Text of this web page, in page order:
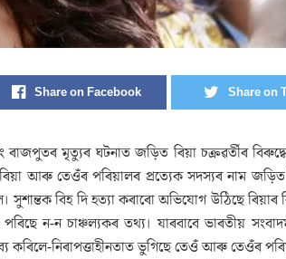
Share on Facebook Share on
ৰাজপুতৰ মৃত্যুৰ ঘটনাত জড়িত ৰিয়া চক্ৰৱৰ্তীৰ
ৰিয়া আৰু তেওঁৰ পৰিয়ালৰ প্ৰত্যেক সদস্যৰ নাম
সুশান্তক বিহ দি হত্যা কৰাৰো অভিযোগ উঠিছে
ন-ন চাঞ্চল্যকৰ তথ্য। যাৰবাবে ভাৰতীয়
কৰিলে-নিৰাপত্তাহীনতাত ভুগিছে তেওঁ আৰু তেওঁৰ